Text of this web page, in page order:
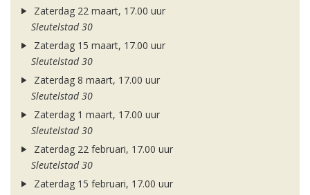
Zaterdag 22 maart, 17.00 uur
Sleutelstad 30
Zaterdag 15 maart, 17.00 uur
Sleutelstad 30
Zaterdag 8 maart, 17.00 uur
Sleutelstad 30
Zaterdag 1 maart, 17.00 uur
Sleutelstad 30
Zaterdag 22 februari, 17.00 uur
Sleutelstad 30
Zaterdag 15 februari, 17.00 uur